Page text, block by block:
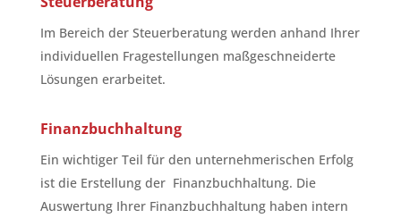
Im Bereich der Steuerberatung werden anhand Ihrer
individuellen Fragestellungen maßgeschneiderte
Lösungen erarbeitet.
Finanzbuchhaltung
Ein wichtiger Teil für den unternehmerischen Erfolg
ist die Erstellung der Finanzbuchhaltung. Die
Auswertung Ihrer Finanzbuchhaltung haben intern